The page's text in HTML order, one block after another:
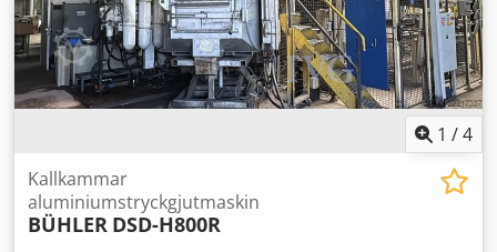
1 /4
Kallkammar
aluminiumstryckgjutmaskin
BÜHLER DSD-H800R